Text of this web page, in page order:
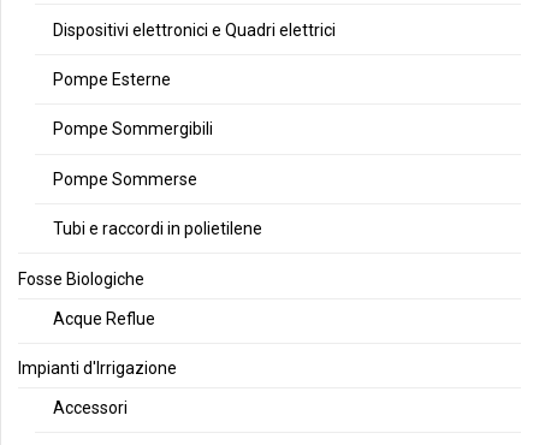
Dispositivi elettronici e Quadri elettrici
Pompe Esterne
Pompe Sommergibili
Pompe Sommerse
Tubi e raccordi in polietilene
Fosse Biologiche
Acque Reflue
Impianti d'Irrigazione
Accessori